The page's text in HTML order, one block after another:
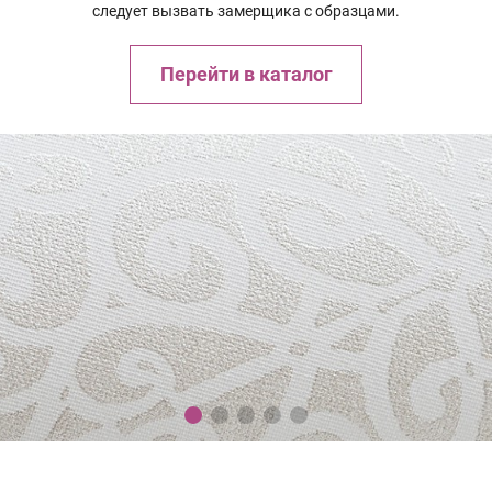
следует вызвать замерщика с образцами.
Перейти в каталог